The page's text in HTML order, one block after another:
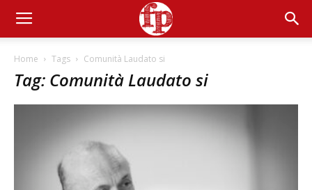
Home Tags Comunità Laudato si
Tag: Comunità Laudato si